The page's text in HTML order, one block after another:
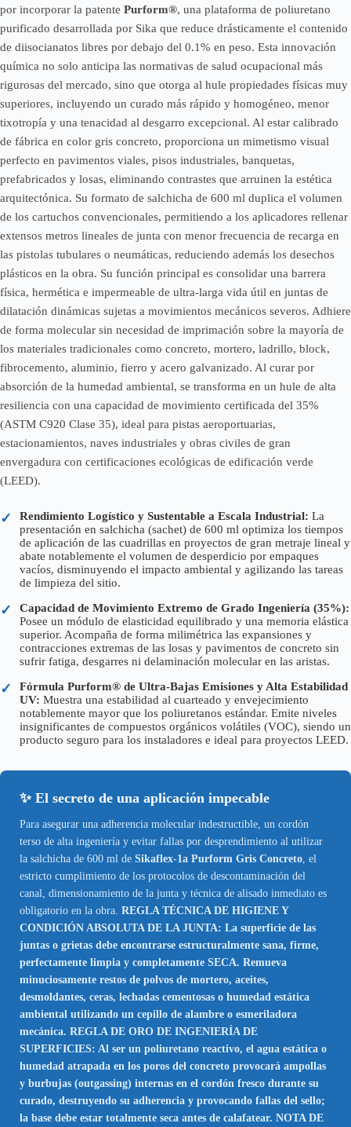
por incorporar la patente Purform®, una plataforma de poliuretano
purificado desarrollada por Sika que reduce drásticamente el contenido
de diisocianatos libres por debajo del 0.1% en peso. Esta innovación
química no solo anticipa las normativas de salud ocupacional más
rigurosas del mercado, sino que otorga al hule propiedades físicas muy
superiores, incluyendo un curado más rápido y homogéneo, menor
tixotropía y una tenacidad al desgarro excepcional. Al estar calibrado
de fábrica en color gris concreto, proporciona un mimetismo visual
perfecto en pavimentos viales, pisos industriales, banquetas,
prefabricados y losas, eliminando contrastes que arruinen la estética
arquitectónica. Su formato de salchicha de 600 ml duplica el volumen
de los cartuchos convencionales, permitiendo a los aplicadores rellenar
extensos metros lineales de junta con menor frecuencia de recarga en
las pistolas tubulares o neumáticas, reduciendo además los desechos
plásticos en la obra. Su función principal es consolidar una barrera
física, hermética e impermeable de ultra-larga vida útil en juntas de
dilatación dinámicas sujetas a movimientos mecánicos severos. Adhiere
de forma molecular sin necesidad de imprimación sobre la mayoría de
los materiales tradicionales como concreto, mortero, ladrillo, block,
fibrocemento, aluminio, fierro y acero galvanizado. Al curar por
absorción de la humedad ambiental, se transforma en un hule de alta
resiliencia con una capacidad de movimiento certificada del 35%
(ASTM C920 Clase 35), ideal para pistas aeroportuarias,
estacionamientos, naves industriales y obras civiles de gran
envergadura con certificaciones ecológicas de edificación verde
(LEED).
✓ Rendimiento Logístico y Sustentable a Escala Industrial: La
presentación en salchicha (sachet) de 600 ml optimiza los tiempos
de aplicación de las cuadrillas en proyectos de gran metraje lineal y
abate notablemente el volumen de desperdicio por empaques
vacíos, disminuyendo el impacto ambiental y agilizando las tareas
de limpieza del sitio.
✓
Capacidad de Movimiento Extremo de Grado Ingeniería (35%):
Posee un módulo de elasticidad equilibrado y una memoria elástica
superior. Acompaña de forma milimétrica las expansiones y
contracciones extremas de las losas y pavimentos de concreto sin
sufrir fatiga, desgarres ni delaminación molecular en las aristas.
✓
Fórmula Purform® de Ultra-Bajas Emisiones y Alta Estabilidad
UV: Muestra una estabilidad al cuarteado y envejecimiento
notablemente mayor que los poliuretanos estándar. Emite niveles
insignificantes de compuestos orgánicos volátiles (VOC), siendo un
producto seguro para los instaladores e ideal para proyectos LEED.
✨ El secreto de una aplicación impecable
Para asegurar una adherencia molecular indestructible, un cordón
terso de alta ingeniería y evitar fallas por desprendimiento al utilizar
la salchicha de 600 ml de Sikaflex-1a Purform Gris Concreto , el
estricto cumplimiento de los protocolos de descontaminación del
canal, dimensionamiento de la junta y técnica de alisado inmediato es
obligatorio en la obra. REGLA TÉCNICA DE HIGIENE Y
CONDICIÓN ABSOLUTA DE LA JUNTA: La superficie de las
juntas o grietas debe encontrarse estructuralmente sana, firme,
perfectamente limpia y completamente SECA. Remueva
minuciosamente restos de polvos de mortero, aceites,
desmoldantes, ceras, lechadas cementosas o humedad estática
ambiental utilizando un cepillo de alambre o esmeriladora
mecánica. REGLA DE ORO DE INGENIERÍA DE
SUPERFICIES: Al ser un poliuretano reactivo, el agua estática o
humedad atrapada en los poros del concreto provocará ampollas
y burbujas (outgassing) internas en el cordón fresco durante su
curado, destruyendo su adherencia y provocando fallas del sello;
la base debe estar totalmente seca antes de calafatear. NOTA DE